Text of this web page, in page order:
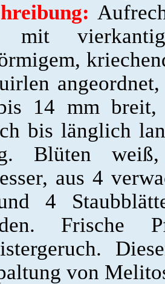
mit
14 mm breit,
bis länglich
Blüten
aus 4
4
Frische
von